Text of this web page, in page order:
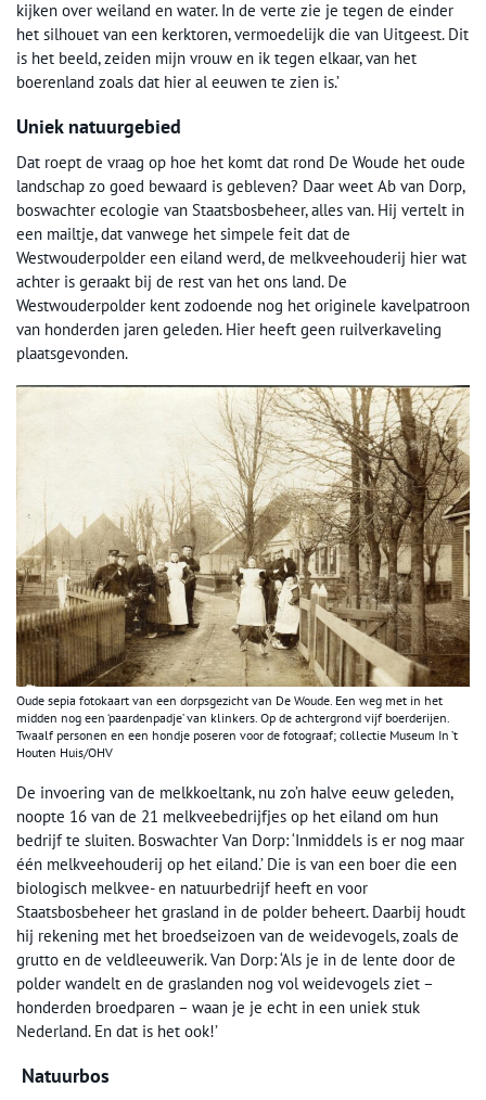
kijken over weiland en water. In de verte zie je tegen de einder
het silhouet van een kerktoren, vermoedelijk die van Uitgeest. Dit
is het beeld, zeiden mijn vrouw en ik tegen elkaar, van het
boerenland zoals dat hier al eeuwen te zien is.’
Uniek natuurgebied
Dat roept de vraag op hoe het komt dat rond De Woude het oude
landschap zo goed bewaard is gebleven? Daar weet Ab van Dorp,
boswachter ecologie van Staatsbosbeheer, alles van. Hij vertelt in
een mailtje, dat vanwege het simpele feit dat de
Westwouderpolder een eiland werd, de melkveehouderij hier wat
achter is geraakt bij de rest van het ons land. De
Westwouderpolder kent zodoende nog het originele kavelpatroon
van honderden jaren geleden. Hier heeft geen ruilverkaveling
plaatsgevonden.
Oude sepia fotokaart van een dorpsgezicht van De Woude. Een weg met in het
midden nog een ‘paardenpadje’ van klinkers. Op de achtergrond vijf boerderijen.
Twaalf personen en een hondje poseren voor de fotograaf; collectie Museum In ’t
Houten Huis/OHV
De invoering van de melkkoeltank, nu zo’n halve eeuw geleden,
noopte 16 van de 21 melkveebedrijfjes op het eiland om hun
bedrijf te sluiten. Boswachter Van Dorp: ‘Inmiddels is er nog maar
één melkveehouderij op het eiland.’ Die is van een boer die een
biologisch melkvee- en natuurbedrijf heeft en voor
Staatsbosbeheer het grasland in de polder beheert. Daarbij houdt
hij rekening met het broedseizoen van de weidevogels, zoals de
grutto en de veldleeuwerik. Van Dorp: ‘Als je in de lente door de
polder wandelt en de graslanden nog vol weidevogels ziet –
honderden broedparen – waan je je echt in een uniek stuk
Nederland. En dat is het ook!’
Natuurbos